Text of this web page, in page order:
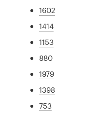
1602
1414
1153
880
1979
1398
753